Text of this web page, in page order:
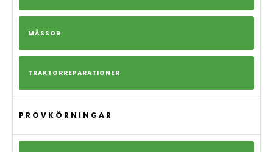
MÄSSOR
TRAKTORREPARATIONER
PROVKÖRNINGAR